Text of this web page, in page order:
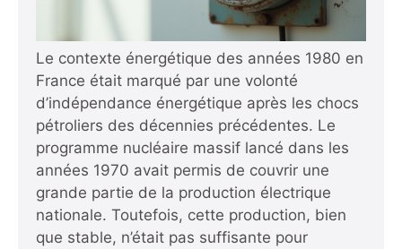
Le contexte énergétique des années 1980 en
France était marqué par une volonté
d’indépendance énergétique après les chocs
pétroliers des décennies précédentes. Le
programme nucléaire massif lancé dans les
années 1970 avait permis de couvrir une
grande partie de la production électrique
nationale. Toutefois, cette production, bien
que stable, n’était pas suffisante pour